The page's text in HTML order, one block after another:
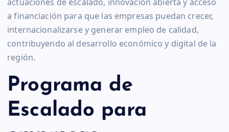
a financiación para que las empresas puedan crecer,
internacionalizarse y generar empleo de calidad,
contribuyendo al desarrollo económico y digital de la
región.
Programa de
Escalado para